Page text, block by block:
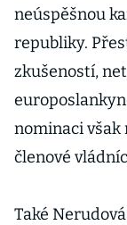
neúspěšnou
republiky.
zkušeností,
nominaci však
členové
Také